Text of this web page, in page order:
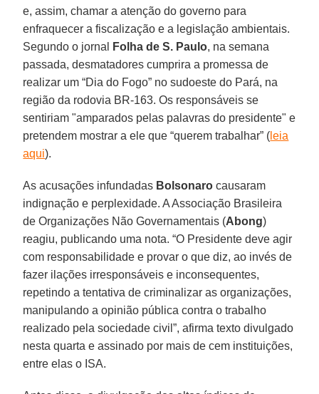
e, assim, chamar a atenção do governo para
enfraquecer a fiscalização e a legislação ambientais.
Segundo o jornal
Folha de S. Paulo, na semana
passada, desmatadores cumprira a promessa de
realizar um “Dia do Fogo” no sudoeste do Pará, na
região da rodovia BR-163. Os responsáveis se
sentiriam "amparados pelas palavras do presidente" e
pretendem mostrar a ele que “querem trabalhar” ( leia
aqui).
As acusações infundadas Bolsonaro causaram
indignação e perplexidade. A Associação Brasileira
de Organizações Não Governamentais (Abong)
reagiu, publicando uma nota. “O Presidente deve agir
com responsabilidade e provar o que diz, ao invés de
fazer ilações irresponsáveis e inconsequentes,
repetindo a tentativa de criminalizar as organizações,
manipulando a opinião pública contra o trabalho
realizado pela sociedade civil”, afirma texto divulgado
nesta quarta e assinado por mais de cem instituições,
entre elas o ISA.